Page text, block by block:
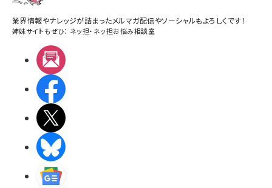
業界情報やナレッジが詰まったメルマガ配信やソーシャルもよろしくです！
姉妹サイトもぜひ： ネッ担・ ネッ担お悩み相談室